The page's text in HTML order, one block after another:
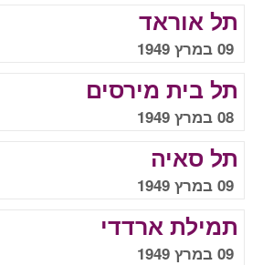
תל אוראד
09 במרץ 1949
תל בית מירסים
08 במרץ 1949
תל סאיה
09 במרץ 1949
תמילת ארדדי
09 במרץ 1949